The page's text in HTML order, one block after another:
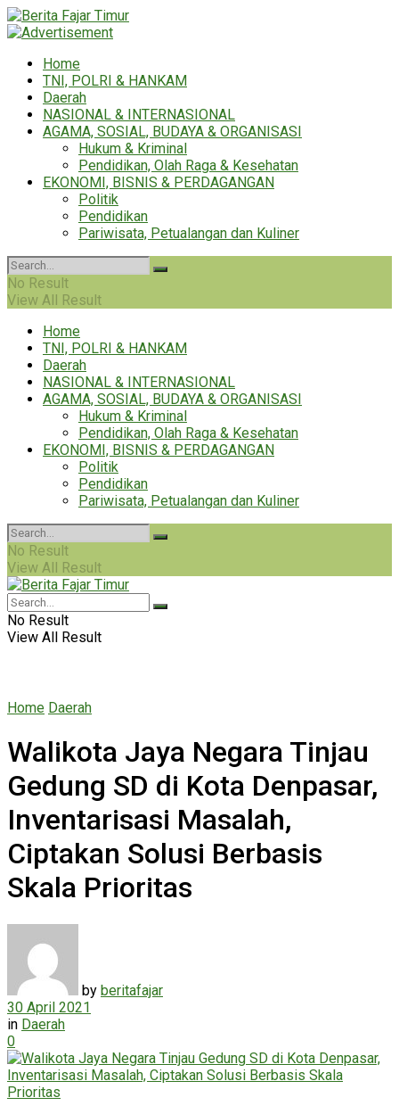
Home
TNI, POLRI & HANKAM
Daerah
NASIONAL & INTERNASIONAL
AGAMA, SOSIAL, BUDAYA & ORGANISASI
Hukum & Kriminal
Pendidikan, Olah Raga & Kesehatan
EKONOMI, BISNIS & PERDAGANGAN
Politik
Pendidikan
Pariwisata, Petualangan dan Kuliner
No Result
View All Result
Home
TNI, POLRI & HANKAM
Daerah
NASIONAL & INTERNASIONAL
AGAMA, SOSIAL, BUDAYA & ORGANISASI
Hukum & Kriminal
Pendidikan, Olah Raga & Kesehatan
EKONOMI, BISNIS & PERDAGANGAN
Politik
Pendidikan
Pariwisata, Petualangan dan Kuliner
No Result
View All Result
No Result
View All Result
Home Daerah
Walikota Jaya Negara Tinjau
Gedung SD di Kota Denpasar,
Inventarisasi Masalah,
Ciptakan Solusi Berbasis
Skala Prioritas
by beritafajar
30 April 2021
in Daerah
0